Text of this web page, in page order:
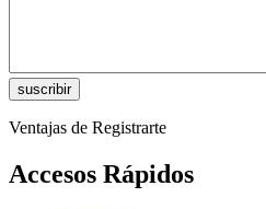
Ventajas de Registrarte
Accesos Rápidos